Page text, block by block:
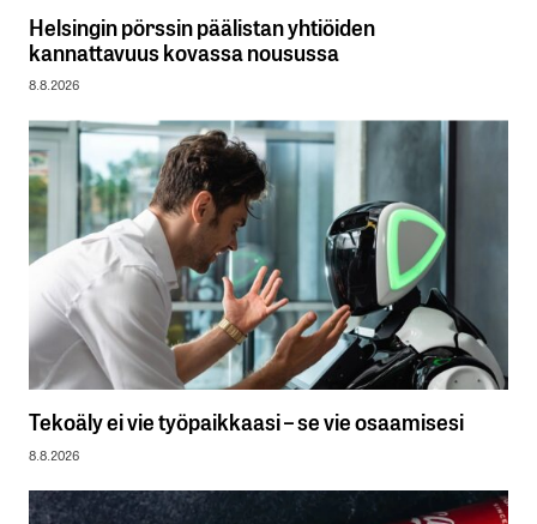
Helsingin pörssin päälistan yhtiöiden
kannattavuus kovassa nousussa
8.8.2026
Tekoäly ei vie työpaikkaasi – se vie osaamisesi
8.8.2026